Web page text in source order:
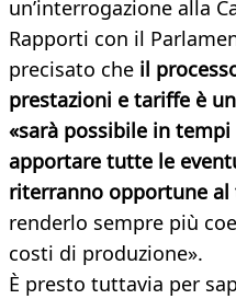
un’interrogazione alla
Rapporti con il
precisato che il
prestazioni e tariffe è
«sarà possibile in
apportare tutte le
riterranno opportune
renderlo sempre più
costi di produzione».
È presto tuttavia per